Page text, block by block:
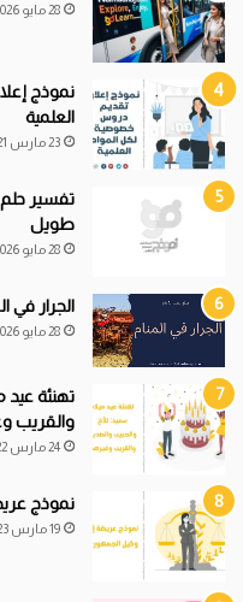
28 مايو 2026
نموذج
العلمية
23 مارس 2021
تفسير
طويل
28 مايو 2026
الجرار في
28 مايو 2026
تهنئة عيد
والقريب
24 مارس 2022
نموذج
19 مارس 2023